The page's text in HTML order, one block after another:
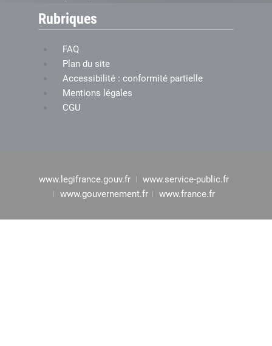
Rubriques
FAQ
Plan du site
Accessibilité : conformité partielle
Mentions légales
CGU
www.legifrance.gouv.fr
www.service-public.fr
www.gouvernement.fr
www.france.fr